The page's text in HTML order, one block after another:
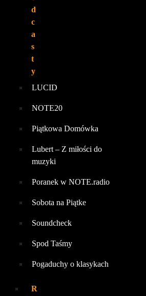
d
c
a
s
t
y
LUCID
NOTE20
Piątkowa Domówka
Lubert – Z miłości do
muzyki
Poranek w NOTE.radio
Sobota na Piątke
Soundcheck
Spod Taśmy
Pogaduchy o klasykach
R